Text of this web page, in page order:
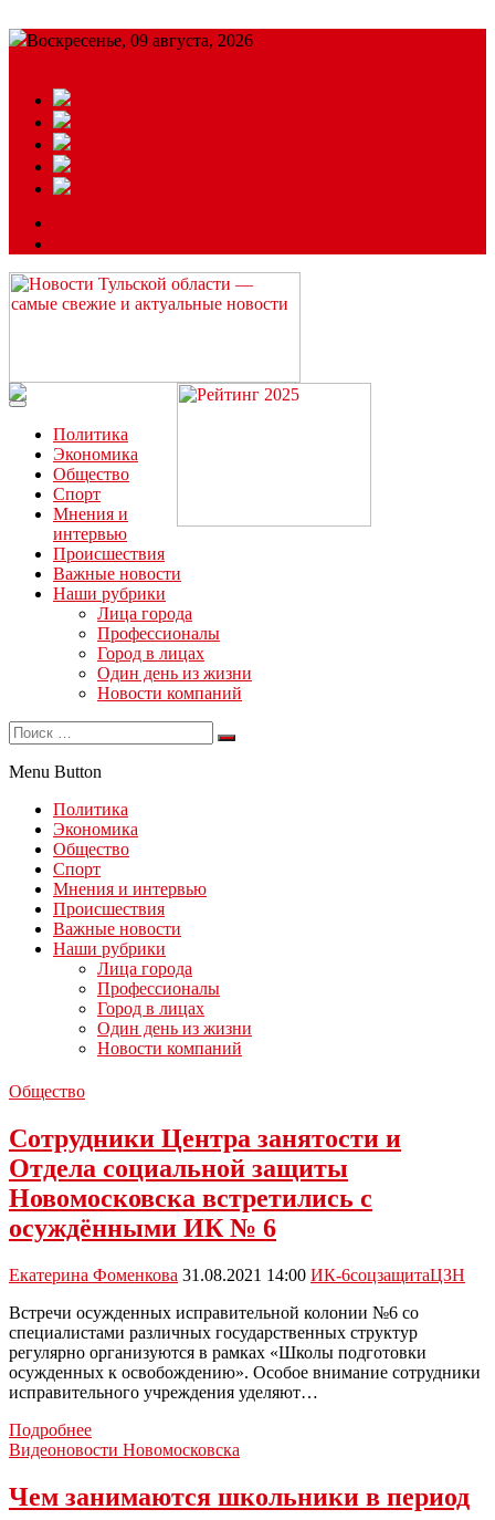
Воскресенье, 09 августа, 2026
Читайте последние новости дня в Тульской области на сайте
“ЗаНовомосковск”
Политика
Экономика
Общество
Спорт
Мнения и
интервью
Происшествия
Важные новости
Наши рубрики
Лица города
Профессионалы
Город в лицах
Один день из жизни
Новости компаний
Menu Button
Политика
Экономика
Общество
Спорт
Мнения и интервью
Происшествия
Важные новости
Наши рубрики
Лица города
Профессионалы
Город в лицах
Один день из жизни
Новости компаний
Общество
Сотрудники Центра занятости и
Отдела социальной защиты
Новомосковска встретились с
осуждёнными ИК № 6
Екатерина Фоменкова 31.08.2021 14:00 ИК-6соцзащитаЦЗН
Встречи осужденных исправительной колонии №6 со
специалистами различных государственных структур
регулярно организуются в рамках «Школы подготовки
осужденных к освобождению». Особое внимание сотрудники
исправительного учреждения уделяют…
ПодробнееСотрудники
Центра
Отдела
Видеоновости Новомосковска
Чем занимаются школьники в период